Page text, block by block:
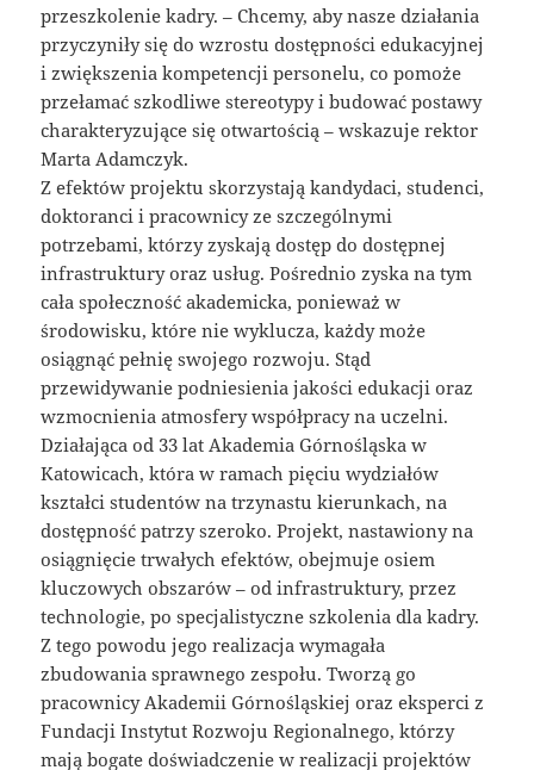
przeszkolenie kadry. – Chcemy, aby nasze działania
przyczyniły się do wzrostu dostępności edukacyjnej
i zwiększenia kompetencji personelu, co pomoże
przełamać szkodliwe stereotypy i budować postawy
charakteryzujące się otwartością – wskazuje rektor
Marta Adamczyk.
Z efektów projektu skorzystają kandydaci, studenci,
doktoranci i pracownicy ze szczególnymi
potrzebami, którzy zyskają dostęp do dostępnej
infrastruktury oraz usług. Pośrednio zyska na tym
cała społeczność akademicka, ponieważ w
środowisku, które nie wyklucza, każdy może
osiągnąć pełnię swojego rozwoju. Stąd
przewidywanie podniesienia jakości edukacji oraz
wzmocnienia atmosfery współpracy na uczelni.
Działająca od 33 lat Akademia Górnośląska w
Katowicach, która w ramach pięciu wydziałów
kształci studentów na trzynastu kierunkach, na
dostępność patrzy szeroko. Projekt, nastawiony na
osiągnięcie trwałych efektów, obejmuje osiem
kluczowych obszarów – od infrastruktury, przez
technologie, po specjalistyczne szkolenia dla kadry.
Z tego powodu jego realizacja wymagała
zbudowania sprawnego zespołu. Tworzą go
pracownicy Akademii Górnośląskiej oraz eksperci z
Fundacji Instytut Rozwoju Regionalnego, którzy
mają bogate doświadczenie w realizacji projektów